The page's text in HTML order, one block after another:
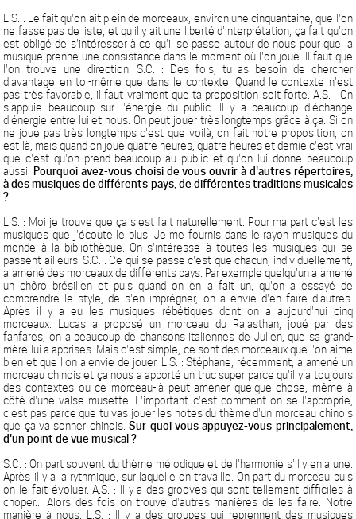
L.S. : Le fait qu'on ait plein de morceaux, environ une cinquantaine, que l'on
ne fasse pas de liste, et qu'il y ait une liberté d'interprétation, ça fait qu'on
est obligé de s'intéresser à ce qu'il se passe autour de nous pour que la
musique prenne une consistance dans le moment où l'on joue. Il faut que
l'on trouve une direction. S.C. : Des fois, tu as besoin de chercher
d'avantage en toi-même que dans le contexte. Quand le contexte n'est
pas très favorable, il faut vraiment que ta proposition soit forte. A.S. : On
s'appuie beaucoup sur l'énergie du public. Il y a beaucoup d'échange
d'énergie entre lui et nous. On peut jouer très longtemps grâce à ça. Si on
ne joue pas très longtemps c'est que voilà, on fait notre proposition, on
est là, mais quand on joue quatre heures, quatre heures et demie c'est vrai
que c'est qu'on prend beaucoup au public et qu'on lui donne beaucoup
aussi.
Pourquoi avez-vous choisi de vous ouvrir à d'autres répertoires,
à des musiques de différents pays, de différentes traditions musicales
?
L.S. : Moi je trouve que ça s'est fait naturellement. Pour ma part c'est les
musiques que j'écoute le plus. Je me fournis dans le rayon musiques du
monde à la bibliothèque. On s'intéresse à toutes les musiques qui se
passent ailleurs. S.C. : Ce qui se passe c'est que chacun, individuellement,
a amené des morceaux de différents pays. Par exemple quelqu'un a amené
un chôro brésilien et puis quand on en a fait un, qu'on a essayé de
comprendre le style, de s'en imprégner, on a envie d'en faire d'autres.
Après il y a eu les musiques rébétiques dont on a aujourd'hui cinq
morceaux. Lucas a proposé un morceau du Rajasthan, joué par des
fanfares, on a beaucoup de chansons italiennes de Julien, que sa grand-
mère lui a apprises. Mais c'est simple, ce sont des morceaux que l'on aime
bien et que l'on a envie de jouer. L.S. : Stéphane, récemment, a amené un
morceau chinois et ça nous a apporté un truc super parce qu'il y a toujours
des contextes où ce morceau-là peut amener quelque chose, même à
côté d'une valse musette. L'important c'est comment on se l'approprie,
c'est pas parce que tu vas jouer les notes du thème d'un morceau chinois
que ça va sonner chinois.Sur quoi vous appuyez-vous principalement,
d'un point de vue musical ?
S.C. : On part souvent du thème mélodique et de l'harmonie s'il y en a une.
Après il y a la rythmique, sur laquelle on travaille. On part du morceau puis
on le fait évoluer. A.S. : Il y a des grooves qui sont tellement difficiles à
choper... Alors des fois on trouve d'autres manières de les faire. Notre
manière à nous. L.S. : Il y a des groupes qui reprennent des musiques